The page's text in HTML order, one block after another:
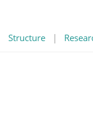
Structure |